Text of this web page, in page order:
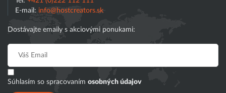
E-mail: info@hostcreators.sk
Dostávajte emaily s akciovými ponukami:
Súhlasím so spracovaním osobných údajov